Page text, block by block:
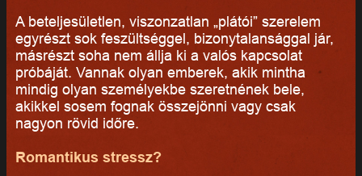
A beteljesületlen, viszonzatlan „plátói” szerelem
egyrészt sok feszültséggel, bizonytalansággal jár,
másrészt soha nem állja ki a valós kapcsolat
próbáját. Vannak olyan emberek, akik mintha
mindig olyan személyekbe szeretnének bele,
akikkel sosem fognak összejönni vagy csak
nagyon rövid időre.
Romantikus stressz?